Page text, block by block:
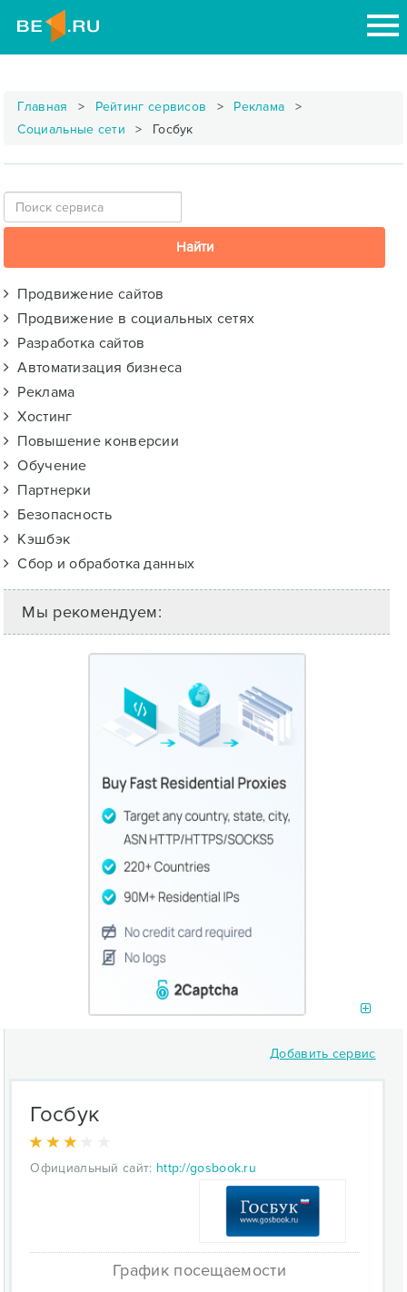
Главная Рейтинг сервисов
Реклама
Социальные сети
Госбук
Продвижение сайтов
Продвижение в социальных сетях
Разработка сайтов
Автоматизация бизнеса
Реклама
Хостинг
Повышение конверсии
Обучение
Партнерки
Безопасность
Кэшбэк
Сбор и обработка данных
Мы рекомендуем:
Добавить сервис
Госбук
Официальный сайт: http://gosbook.ru
График посещаемости